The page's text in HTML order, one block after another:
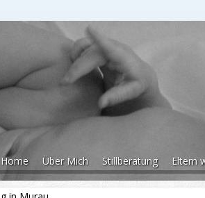
Home Über Mich Stillberatung Eltern